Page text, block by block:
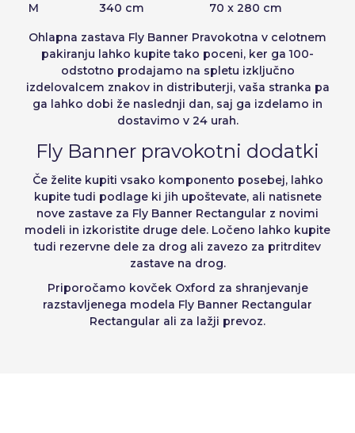
M
340 cm 70 x 280 cm
Ohlapna zastava Fly Banner Pravokotna v celotnem
pakiranju lahko kupite tako poceni, ker ga 100-
odstotno prodajamo na spletu izključno
izdelovalcem znakov in distributerji, vaša stranka pa
ga lahko dobi že naslednji dan, saj ga izdelamo in
dostavimo v 24 urah.
Fly Banner pravokotni dodatki
Če želite kupiti vsako komponento posebej, lahko
kupite tudi podlage ki jih upoštevate, ali natisnete
nove zastave za Fly Banner Rectangular z novimi
modeli in izkoristite druge dele. Ločeno lahko kupite
tudi rezervne dele za drog ali zavezo za pritrditev
zastave na drog.
Priporočamo kovček Oxford za shranjevanje
razstavljenega modela Fly Banner Rectangular
Rectangular ali za lažji prevoz.